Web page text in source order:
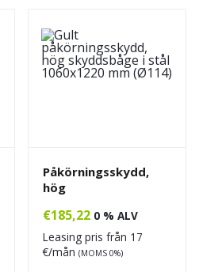
Påkörningsskydd,
hög
€185,22 0 % ALV
Leasing pris från 17
€/mån (MOMS 0%)